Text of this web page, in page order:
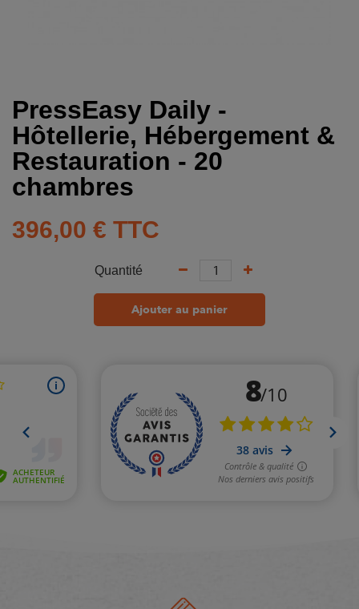
PressEasy Daily -
Hôtellerie, Hébergement &
Restauration - 20
chambres
396,00 € TTC
Quantité
Ajouter au panier